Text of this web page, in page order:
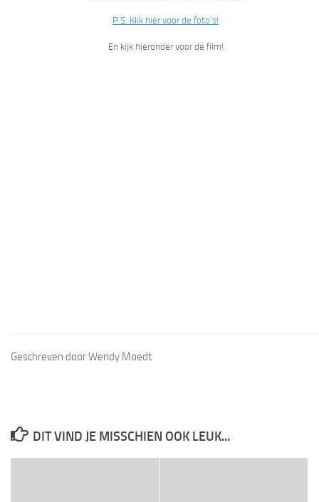
P.S. Klik hier voor de foto’s!
En kijk hieronder voor de film!
Geschreven door Wendy Moedt
DIT VIND JE MISSCHIEN OOK LEUK...